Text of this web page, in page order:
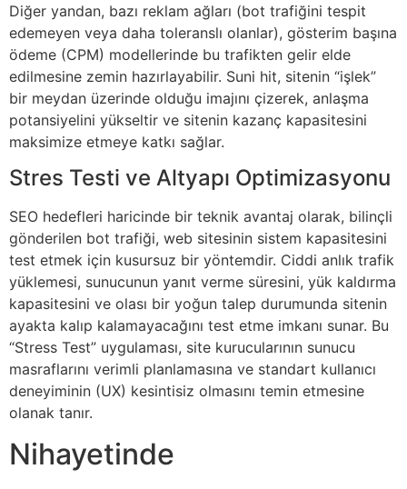
Diğer yandan, bazı reklam ağları (bot trafiğini tespit
edemeyen veya daha toleranslı olanlar), gösterim başına
ödeme (CPM) modellerinde bu trafikten gelir elde
edilmesine zemin hazırlayabilir. Suni hit, sitenin “işlek”
bir meydan üzerinde olduğu imajını çizerek, anlaşma
potansiyelini yükseltir ve sitenin kazanç kapasitesini
maksimize etmeye katkı sağlar.
Stres Testi ve Altyapı Optimizasyonu
SEO hedefleri haricinde bir teknik avantaj olarak, bilinçli
gönderilen bot trafiği, web sitesinin sistem kapasitesini
test etmek için kusursuz bir yöntemdir. Ciddi anlık trafik
yüklemesi, sunucunun yanıt verme süresini, yük kaldırma
kapasitesini ve olası bir yoğun talep durumunda sitenin
ayakta kalıp kalamayacağını test etme imkanı sunar. Bu
“Stress Test” uygulaması, site kurucularının sunucu
masraflarını verimli planlamasına ve standart kullanıcı
deneyiminin (UX) kesintisiz olmasını temin etmesine
olanak tanır.
Nihayetinde